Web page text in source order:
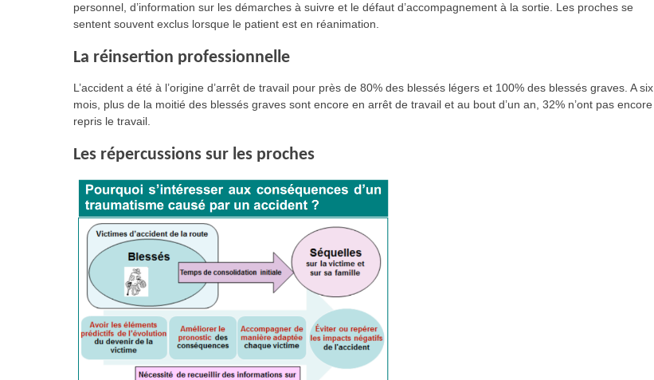
personnel, d’information sur les démarches à suivre et le défaut d’accompagnement à la sortie. Les proches se
sentent souvent exclus lorsque le patient est en réanimation.
La réinsertion professionnelle
L’accident a été à l’origine d’arrêt de travail pour près de 80% des blessés légers et 100% des blessés graves. A six
mois, plus de la moitié des blessés graves sont encore en arrêt de travail et au bout d’un an, 32% n’ont pas encore
repris le travail.
Les répercussions sur les proches